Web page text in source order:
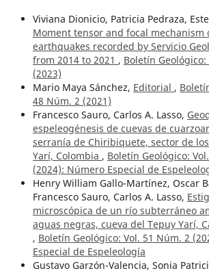
Viviana Dionicio, Patricia Pedraza,
Moment tensor and focal mechanism
earthquakes recorded by Servicio
from 2014 to 2021 , Boletín
(2023)
Mario Maya Sánchez, Editorial ,
48 Núm. 2 (2021)
Francesco Sauro, Carlos A. Lasso,
espeleogénesis de cuevas de
serranía de Chiribiquete, sector de
Yarí, Colombia , Boletín Geológico:
(2024): Número Especial de
Henry William Gallo-Martínez, Oscar
Francesco Sauro, Carlos A. Lasso,
microscópica de un río subterráneo
aguas negras, cueva del Tepuy Yarí,
, Boletín Geológico: Vol. 51 Núm. 2
Especial de Espeleología
Gustavo Garzón-Valencia, Sonia